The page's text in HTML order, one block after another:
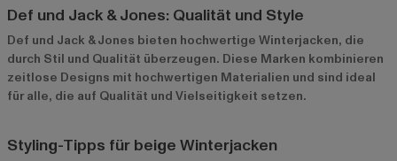
Def und Jack & Jones: Qualität und Style
Def und Jack & Jones bieten hochwertige Winterjacken, die
durch Stil und Qualität überzeugen. Diese Marken kombinieren
zeitlose Designs mit hochwertigen Materialien und sind ideal
für alle, die auf Qualität und Vielseitigkeit setzen.
Styling-Tipps für beige Winterjacken